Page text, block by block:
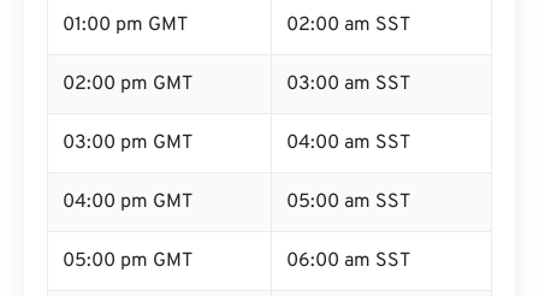
01:00 pm GMT 02:00 am SST
02:00 pm GMT 03:00 am SST
03:00 pm GMT 04:00 am SST
04:00 pm GMT 05:00 am SST
05:00 pm GMT 06:00 am SST